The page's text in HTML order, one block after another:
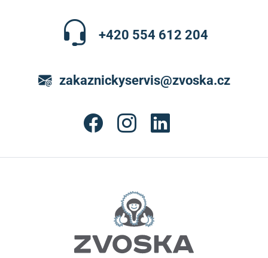
+420 554 612 204
zakaznickyservis@zvoska.cz